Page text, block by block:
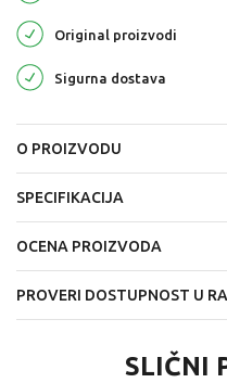
Original proizvodi
Sigurna dostava
O PROIZVODU
SPECIFIKACIJA
OCENA PROIZVODA
PROVERI DOSTUPNOST U
SLIČNI